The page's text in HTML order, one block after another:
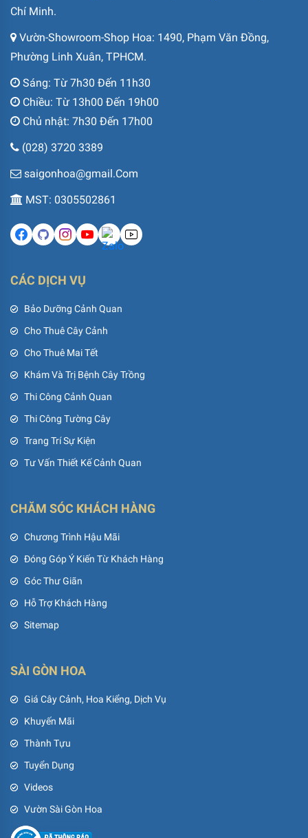
Chí Minh.
Vườn-Showroom-Shop Hoa: 1490, Phạm Văn Đồng,
Phường Linh Xuân, TPHCM.
Sáng: Từ 7h30 Đến 11h30
Chiều: Từ 13h00 Đến 19h00
Chủ nhật: 7h30 Đến 17h00
(028) 3720 3389
saigonhoa@gmail.Com
MST: 0305502861
CÁC DỊCH VỤ
Bảo Dưỡng Cảnh Quan
Cho Thuê Cây Cảnh
Cho Thuê Mai Tết
Khám Và Trị Bệnh Cây Trồng
Thi Công Cảnh Quan
Thi Công Tường Cây
Trang Trí Sự Kiện
Tư Vấn Thiết Kế Cảnh Quan
CHĂM SÓC KHÁCH HÀNG
Chương Trình Hậu Mãi
Đóng Góp Ý Kiến Từ Khách Hàng
Góc Thư Giãn
Hỗ Trợ Khách Hàng
Sitemap
SÀI GÒN HOA
Giá Cây Cảnh, Hoa Kiểng, Dịch Vụ
Khuyến Mãi
Thành Tựu
Tuyển Dụng
Videos
Vườn Sài Gòn Hoa